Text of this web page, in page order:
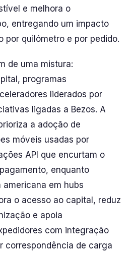
e melhora o
entregando um impacto
por quilómetro e por pedido.
de uma mistura:
programas
liderados por
ligadas a Bezos. A
a adoção de
móveis usadas por
API que encurtam o
enquanto
americana em hubs
o acesso ao capital, reduz
e apoia
com integração
correspondência de carga